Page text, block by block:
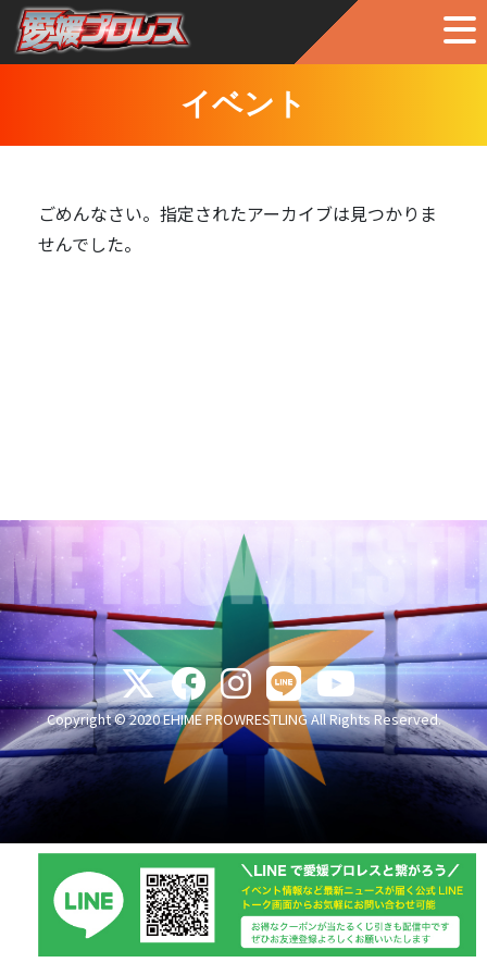
イベント
ごめんなさい。指定されたアーカイブは見つかりま
せんでした。
Copyright © 2020 EHIME PROWRESTLING All Rights Reserved.